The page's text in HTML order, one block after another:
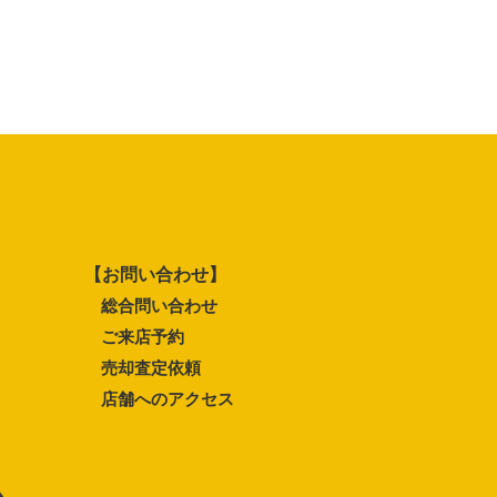
【お問い合わせ】
総合問い合わせ
ご来店予約
売却査定依頼
店舗へのアクセス